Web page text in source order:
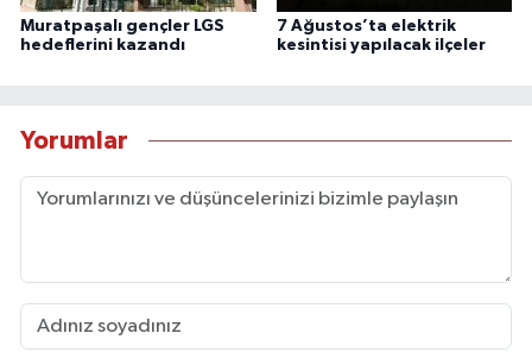
Muratpaşalı gençler LGS
hedeflerini kazandı
7 Ağustos’ta elektrik
kesintisi yapılacak ilçeler
Yorumlar